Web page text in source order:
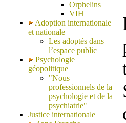
Orphelins
VIH
Adoption internationale
et nationale
Les adoptés dans
l’espace public
Psychologie
géopolitique
"Nous
professionnels de la
psychologie et de la
psychiatrie"
Justice internationale